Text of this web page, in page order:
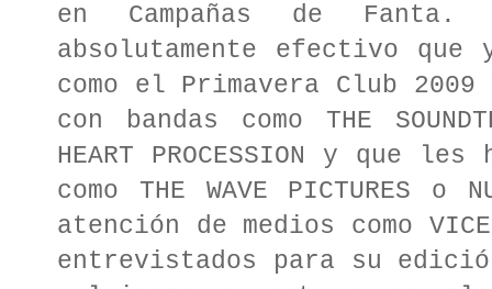
en Campañas de
absolutamente efectivo
como el Primavera Club
con bandas como THE
HEART PROCESSION y que
como THE WAVE PICTURES
atención de medios como
entrevistados para su